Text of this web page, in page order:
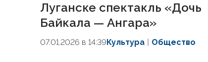
Луганске спектакль «Дочь
Байкала — Ангара»
07.01.2026 в 14:39Культура Общество